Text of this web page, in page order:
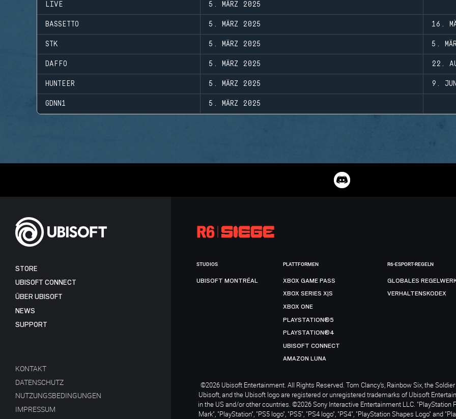
LIVE 5. MÄRZ 2025
BASSETTO 5. MÄRZ 2025 16.
STK 5. MÄRZ 2025 5.
DAFFO 5. MÄRZ 2025 22.
HUNTEER 5. MÄRZ 2025 9.
GDNN1 5. MÄRZ 2025
STORE
UBISOFT CONNECT
ÜBER UBISOFT
NEWS
SUPPORT
KONTAKT
DATENSCHUTZ
NUTZUNGSBEDINGUNGEN
IMPRESSUM
STUDIOS
UBISOFT MONTRÉAL
PLATTFORMEN
XBOX GAME PASS
XBOX SERIES X|S
XBOX ONE
PLAYSTATION®5
PLAYSTATION®4
UBISOFT CONNECT
AMAZON LUNA
R6-ESPORT-REGELN
GLOBALES
VERHALTENSKODEX
©2026 Ubisoft Entertainment. All Rights Reserved. Tom Clancy’s, Rainbow Six, the
Ubisoft, and the Ubisoft logo are registered or unregistered trademarks of Ubisoft
in the US and/or other countries. ©2026 Sony Interactive Entertainment LLC. "PlayStation
Mark", "PlayStation", "PS5 logo", "PS5", "PS4 logo", "PS4", "PlayStation Shapes Logo" and